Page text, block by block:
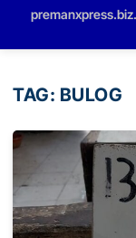
TAG: BULOG